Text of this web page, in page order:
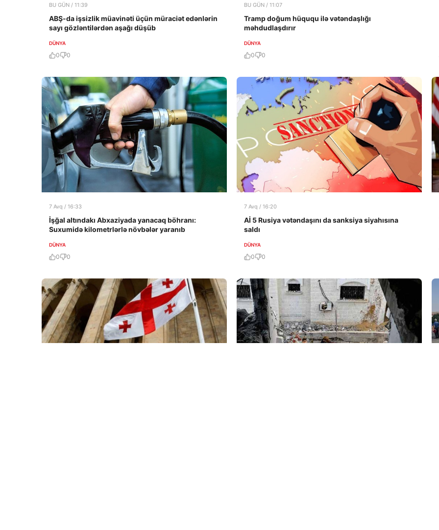
BU GÜN / 11:39
ABŞ-da işsizlik müavinəti üçün müraciət edənlərin
sayı gözləntilərdən aşağı düşüb
DÜNYA
0 0
BU GÜN / 11:07
Tramp doğum hüququ ilə vətəndaşlığı
məhdudlaşdırır
DÜNYA
0 0
7 Avq / 16:33
İşğal altındakı Abxaziyada yanacaq böhranı:
Suxumidə kilometrlərlə növbələr yaranıb
DÜNYA
0 0
7 Avq / 16:20
Aİ 5 Rusiya vətəndaşını da sanksiya siyahısına
saldı
DÜNYA
0 0